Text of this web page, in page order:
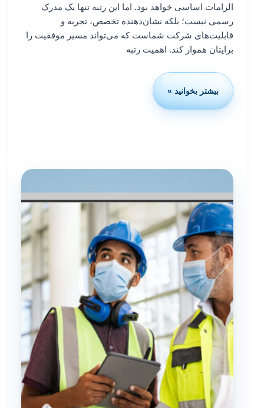
الزامات اساسی خواهد بود. اما این رتبه تنها یک مدرک
رسمی نیست؛ بلکه نشان‌دهنده تخصص، تجربه و
قابلیت‌های شرکت شماست که می‌تواند مسیر موفقیت را
برایتان هموار کند. اهمیت رتبه
اخذ
رتبه
بیشتر بخوانید »